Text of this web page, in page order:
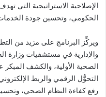
الإصلاحية الاستراتيجية التي
الحكومي، وتحسين جودة
ويركِّز البرنامج على مزيد من
والإدارية في مستشفيات وزارة
الصحية الأولية، والكشف المبكر
التحوُّل الرقمي والربط
رفع كفاءة النظام الصحي،